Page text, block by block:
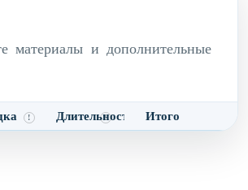
материалы и дополнительные
! Длительность
! Итого